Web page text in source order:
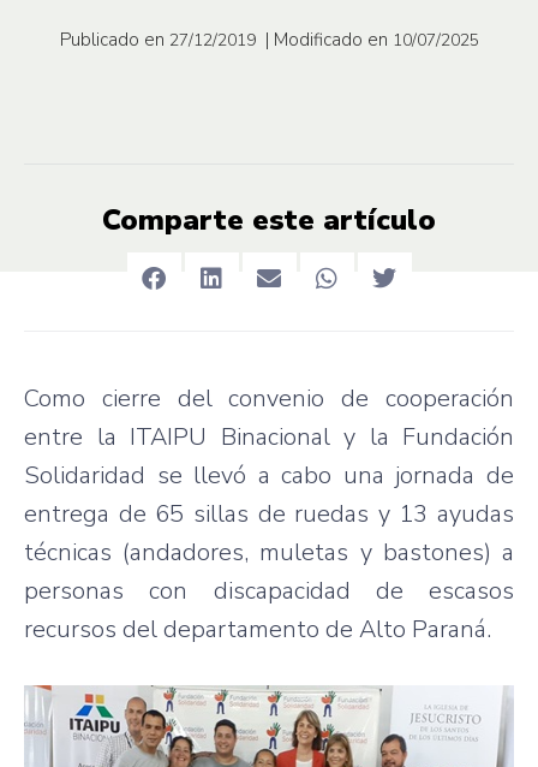
Publicado en 27/12/2019 | Modificado en 10/07/2025
Comparte este artículo
Como cierre del convenio de cooperación
entre la ITAIPU Binacional y la Fundación
Solidaridad se llevó a cabo una jornada de
entrega de 65 sillas de ruedas y 13 ayudas
técnicas (andadores, muletas y bastones) a
personas con discapacidad de escasos
recursos del departamento de Alto Paraná.